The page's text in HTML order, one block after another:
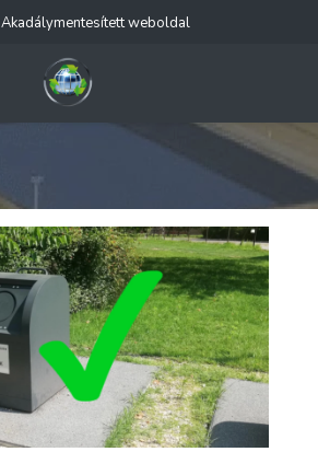
Akadálymentesített weboldal